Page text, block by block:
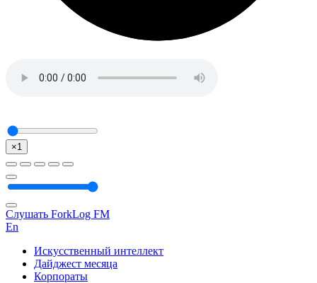
×1
Слушать ForkLog FM
En
Искусственный интеллект
Дайджест месяца
Корпораты